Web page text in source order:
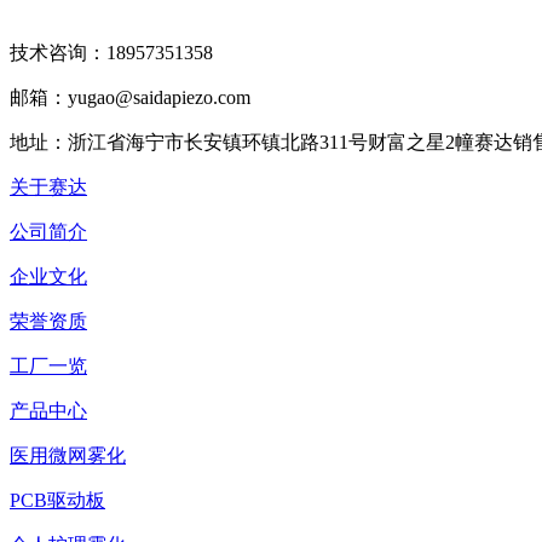
技术咨询：18957351358
邮箱：yugao@saidapiezo.com
地址：浙江省海宁市长安镇环镇北路311号财富之星2幢赛达销
关于赛达
公司简介
企业文化
荣誉资质
工厂一览
产品中心
医用微网雾化
PCB驱动板